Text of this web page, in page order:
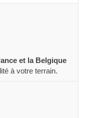
et la Belgique
à votre terrain.